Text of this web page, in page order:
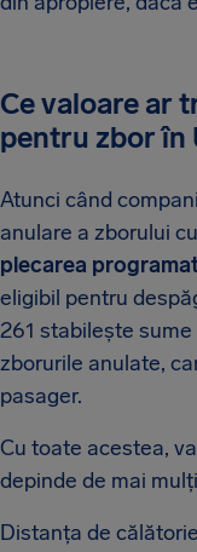
Ce valoare ar
pentru zbor în
Atunci când
anulare a zborului cu
plecarea
eligibil pentru
261 stabilește
zborurile anulate,
pasager.
Cu toate acestea,
depinde de mai
Distanța de